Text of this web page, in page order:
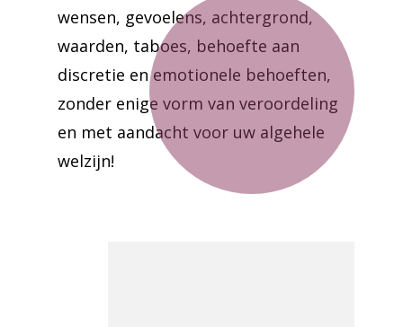
wensen, gevoelens, achtergrond,
waarden, taboes, behoefte aan
discretie en emotionele behoeften,
zonder enige vorm van veroordeling
en met aandacht voor uw algehele
welzijn!